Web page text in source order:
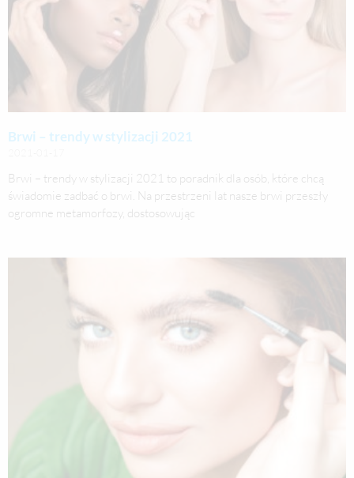
Brwi – trendy w stylizacji 2021
Brwi – trendy w stylizacji 2021 to poradnik dla osób, które chcą
świadomie zadbać o brwi. Na przestrzeni lat nasze brwi przeszły
ogromne metamorfozy, dostosowując